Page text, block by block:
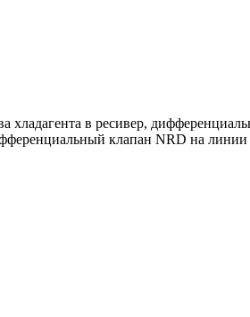
в ресивер,
клапан NRD на линии